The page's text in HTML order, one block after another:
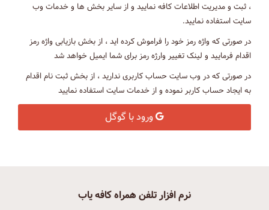
، ثبت و مدیریت اطلاعات کافه نمایید و از سایر بخش ها و خدمات وب
سایت استفاده نمایید.
در صورتی که واژه رمز خود را فراموش کرده اید ، از بخش بازیابی واژه رمز
اقدام فرمایید و لینک تغییر وارژه رمز برای شما ایمیل خواهد شد
در صورتی که در وب سایت حساب کاربری ندارید ، از بخش ثبت نام اقدام
به ایجاد حساب کاربر نموده و از خدمات سایت استفاده نمایید
ورود با گوگل
نرم افزار تلفن همراه کافه یاب